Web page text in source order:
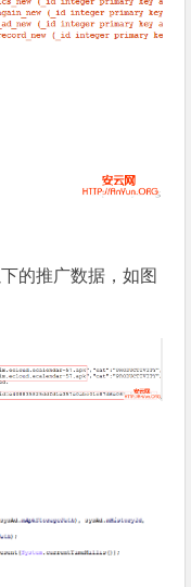
的推广数据，如图